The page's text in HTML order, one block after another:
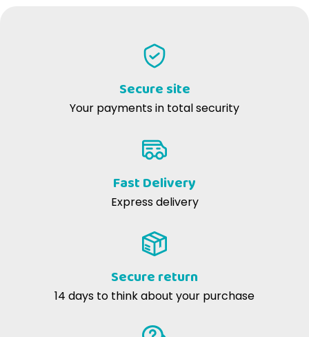
Secure site
Your payments in total security
Fast Delivery
Express delivery
Secure return
14 days to think about your purchase